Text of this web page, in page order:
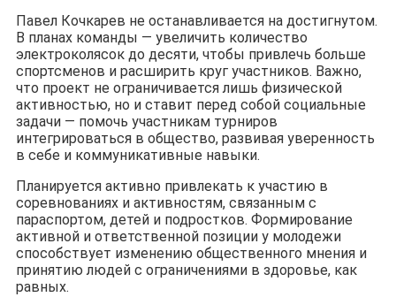
Павел Кочкарев не останавливается на достигнутом.
В планах команды — увеличить количество
электроколясок до десяти, чтобы привлечь больше
спортсменов и расширить круг участников. Важно,
что проект не ограничивается лишь физической
активностью, но и ставит перед собой социальные
задачи — помочь участникам турниров
интегрироваться в общество, развивая уверенность
в себе и коммуникативные навыки.
Планируется активно привлекать к участию в
соревнованиях и активностям, связанным с
параспортом, детей и подростков. Формирование
активной и ответственной позиции у молодежи
способствует изменению общественного мнения и
принятию людей с ограничениями в здоровье, как
равных.